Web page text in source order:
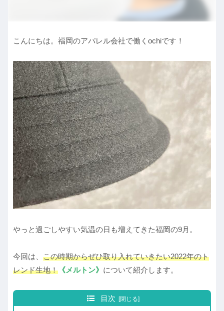
こんにちは。福岡のアパレル会社で働くochiです！
やっと過ごしやすい気温の日も増えてきた福岡の9月。
今回は、 この時期からぜひ取り入れていきたい2022年のト
レンド生地！ 《メルトン》 について紹介します。
目次